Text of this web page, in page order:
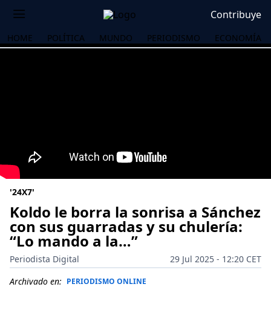
Contribuye
HOME POLÍTICA MUNDO PERIODISMO ECONOMÍA
'24X7'
Koldo le borra la sonrisa a Sánchez
con sus guarradas y su chulería:
“Lo mando a la…”
Periodista Digital
29 Jul 2025 - 12:20 CET
Archivado en: PERIODISMO ONLINE